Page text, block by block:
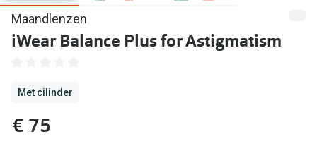
Brilabonnementen
Pearle Bril Plan Kids+
Acties
Maandlenzen
iWear Balance Plus for Astigmatism
Met cilinder
€ 75